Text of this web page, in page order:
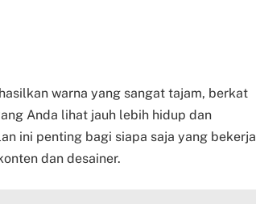
warna yang sangat tajam, berkat
Anda lihat jauh lebih hidup dan
ini penting bagi siapa saja yang bekerja
dan desainer.